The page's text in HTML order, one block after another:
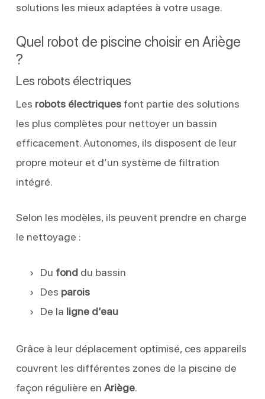
solutions les mieux adaptées à votre usage.
Quel robot de piscine choisir en Ariège
?
Les robots électriques
Les robots électriquesfont partie des solutions
les plus complètes pour nettoyer un bassin
efficacement. Autonomes, ils disposent de leur
propre moteur et d’un système de filtration
intégré.
Selon les modèles, ils peuvent prendre en charge
le nettoyage :
Du fonddu bassin
Des parois
De la ligne d’eau
Grâce à leur déplacement optimisé, ces appareils
couvrent les différentes zones de la piscine de
façon régulière en Ariège.